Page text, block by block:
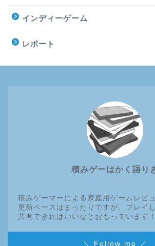
インディーゲーム
レポート
積みゲーはかく語り
積みゲーマーによる家庭用ゲームレビ
更新ペースはまったりですが、プレイ
共有できればいいなとおもっています！
＼ Follow me ／